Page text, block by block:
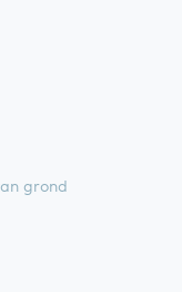
grond